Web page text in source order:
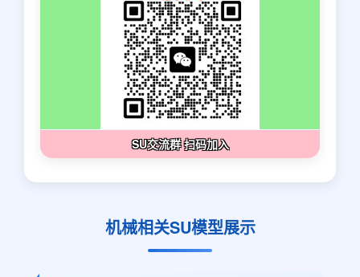
SU交流群 扫码加入
机械相关SU模型展示